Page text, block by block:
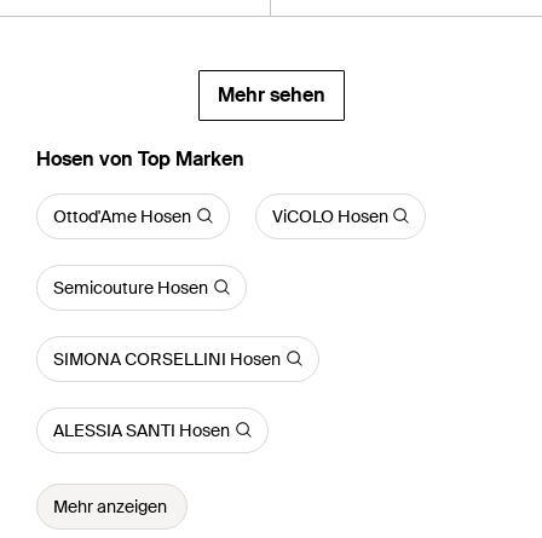
Mehr sehen
Hosen von Top Marken
Ottod'Ame Hosen ViCOLO Hosen
Semicouture Hosen
SIMONA CORSELLINI Hosen
ALESSIA SANTI Hosen
Mehr anzeigen